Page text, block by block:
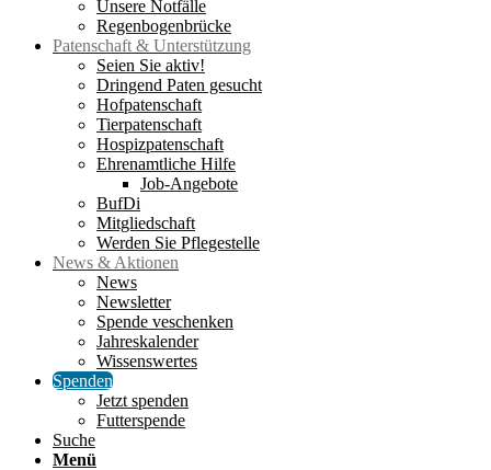
Unsere Notfälle
Regenbogenbrücke
Patenschaft & Unterstützung
Seien Sie aktiv!
Dringend Paten gesucht
Hofpatenschaft
Tierpatenschaft
Hospizpatenschaft
Ehrenamtliche Hilfe
Job-Angebote
BufDi
Mitgliedschaft
Werden Sie Pflegestelle
News & Aktionen
News
Newsletter
Spende veschenken
Jahreskalender
Wissenswertes
Spenden
Jetzt spenden
Futterspende
Suche
Menü